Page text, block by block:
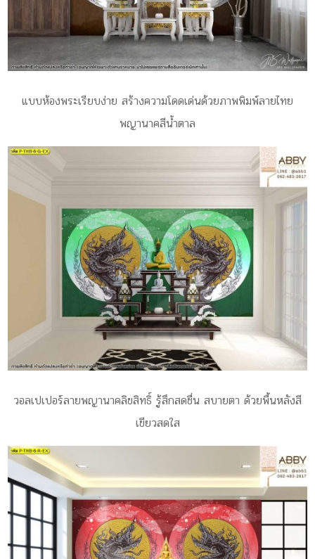
แบบห้องพระเรียบง่าย สร้างความโดดเด่นด้วยภาพพิมพ์ลายไทย
พญานาคสีน้ำตาล
วอลเปเปอร์ลายพญานาคลิขสิทธิ์ รู้สึกสดชื่น สบายตา ด้วยพื้นหลังสี
เขียวสดใส